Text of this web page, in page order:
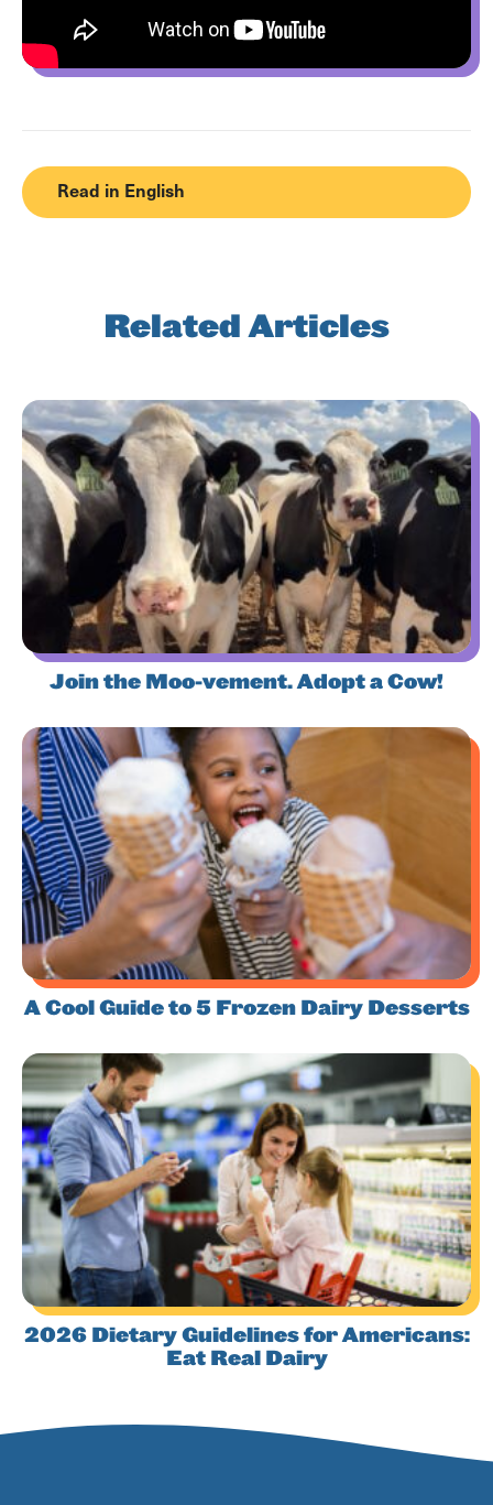
Read in English
Related Articles
Join the Moo-vement. Adopt a Cow!
A Cool Guide to 5 Frozen Dairy Desserts
2026 Dietary Guidelines for Americans:
Eat Real Dairy